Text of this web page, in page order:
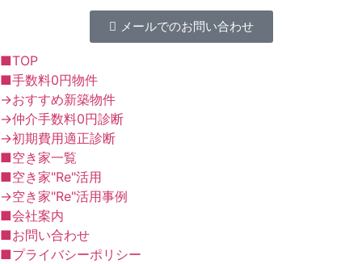
メールでのお問い合わせ
■TOP
■手数料0円物件
→おすすめ新築物件
→仲介手数料0円診断
→初期費用適正診断
■空き家一覧
■空き家"Re"活用
→空き家"Re"活用事例
■会社案内
■お問い合わせ
■プライバシーポリシー